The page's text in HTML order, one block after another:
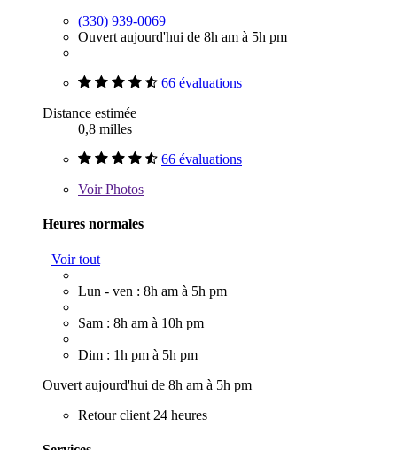
(330) 939-0069
Ouvert aujourd'hui de 8h am à 5h pm
66 évaluations
Distance estimée
0,8 milles
66 évaluations
VoirPhotos
Heures normales
Voir tout
Lun - ven : 8h am à 5h pm
Sam : 8h am à 10h pm
Dim : 1h pm à 5h pm
Ouvert aujourd'hui de 8h am à 5h pm
Retour client 24 heures